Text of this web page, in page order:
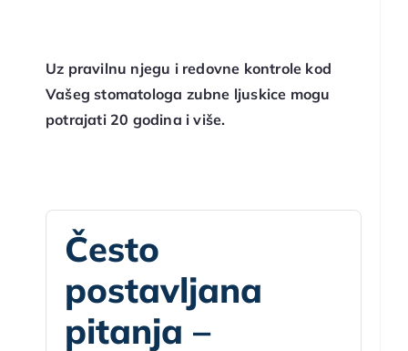
Uz pravilnu njegu i redovne kontrole kod
Vašeg stomatologa zubne ljuskice mogu
potrajati 20 godina i više.
Često
postavljana
pitanja –